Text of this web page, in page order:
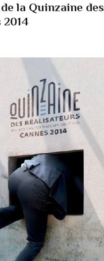
la Quinzaine des